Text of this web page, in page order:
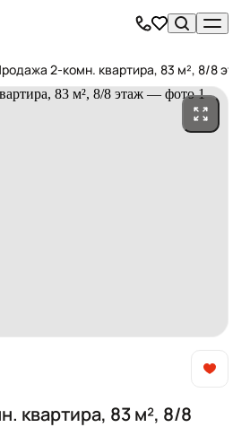
2-комн. квартира, 83 м², 8/8 этаж
квартира, 83 м², 8/8